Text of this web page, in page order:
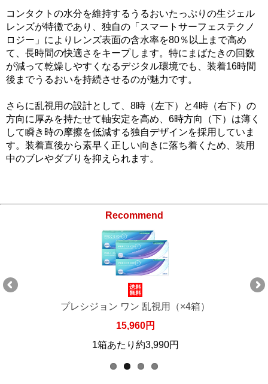
コンタクトの水分を維持するうるおいたっぷりの生ジェル
レンズが特徴であり、独自の「スマートサーフェステクノ
ロジー」によりレンズ表面の含水率を80％以上まで高め
て、長時間の快適さをキープします。特にまばたきの回数
が減って乾燥しやすくなるデジタル環境でも、装着16時間
後までうるおいを持続させるのが魅力です。
さらに乱視用の設計として、8時（左下）と4時（右下）の
方向に厚みを持たせて軸安定を高め、6時方向（下）は薄く
して瞬き時の摩擦を低減する独自デザインを採用していま
す。装着直後から素早く正しい向きに落ち着くため、装用
中のブレやダブりを抑えられます。
Recommend
プレシジョン ワン 乱視用（×4箱）
15,960円
1箱あたり約3,990円